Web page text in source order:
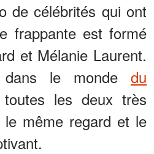
de célébrités qui ont
frappante est formé
et Mélanie Laurent.
dans le monde du
les deux très
le même regard et le